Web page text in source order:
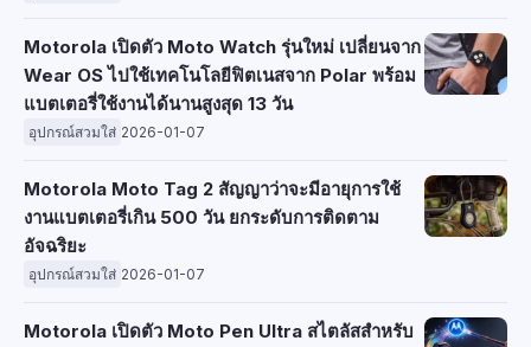
Motorola เปิดตัว Moto Watch รุ่นใหม่ เปลี่ยนจาก
Wear OS ไปใช้เทคโนโลยีฟิตเนสจาก Polar พร้อม
แบตเตอรี่ใช้งานได้นานสูงสุด 13 วัน
อุปกรณ์สวมใส่ 2026-01-07
Motorola Moto Tag 2 สัญญาว่าจะมีอายุการใช้
งานแบตเตอรี่เกิน 500 วัน ยกระดับการติดตาม
อัจฉริยะ
อุปกรณ์สวมใส่ 2026-01-07
Motorola เปิดตัว Moto Pen Ultra สไตลัสสำหรับ